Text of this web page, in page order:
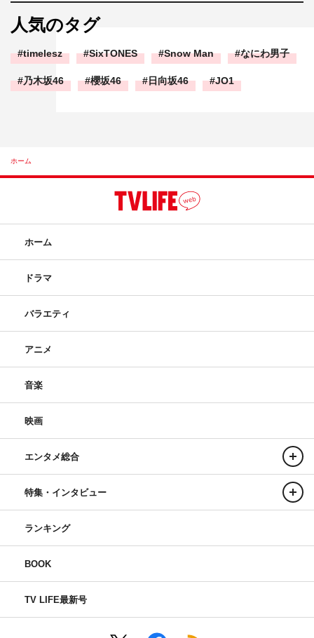
人気のタグ
timelesz SixTONES Snow Man なにわ男子
乃木坂46 櫻坂46 日向坂46 JO1
ホーム
ホーム
ドラマ
バラエティ
アニメ
音楽
映画
エンタメ総合
特集・インタビュー
ランキング
BOOK
TV LIFE最新号